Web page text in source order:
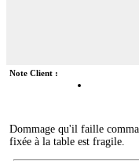
Note Client :
Dommage qu'il faille
fixée à la table est fragile.